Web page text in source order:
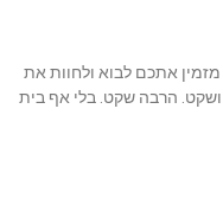
מזמין אתכם לבוא ולחוות את
ושקט. הרבה שקט. בלי אף בית